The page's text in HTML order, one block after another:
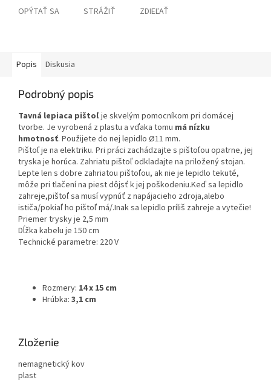
OPÝTAŤ SA STRÁŽIŤ ZDIEĽAŤ
Popis Diskusia
Podrobný popis
Tavná lepiaca pištoľje skvelým pomocníkom pri domácej
tvorbe. Je vyrobená z plastu a vďaka tomu má nízku
hmotnosť. Použijete do nej lepidlo Ø11 mm.
Pištoľ je na elektriku. Pri práci zachádzajte s pištoľou opatrne, jej
tryska je horúca. Zahriatu pištoľ odkladajte na priložený stojan.
Lepte len s dobre zahriatou pištoľou, ak nie je lepidlo tekuté,
môže pri tlačení na piest dôjsť k jej poškodeniu.Keď sa lepidlo
zahreje,pištoľ sa musí vypnúť z napájacieho zdroja,alebo
ističa/pokiaľ ho pištoľ má/.Inak sa lepidlo príliš zahreje a vytečie!
Priemer trysky je 2,5 mm
Dĺžka kabelu je 150 cm
Technické parametre: 220 V
Rozmery: 14 x 15 cm
Hrúbka: 3,1 cm
Zloženie
nemagnetický kov
plast